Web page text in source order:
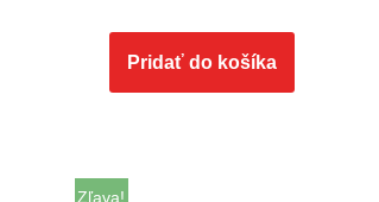
Pridať do košíka
Zľava!